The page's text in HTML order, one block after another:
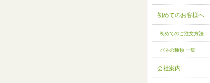
初めてのお客様へ
初めてのご注文方法
バネの種類 一覧
会社案内